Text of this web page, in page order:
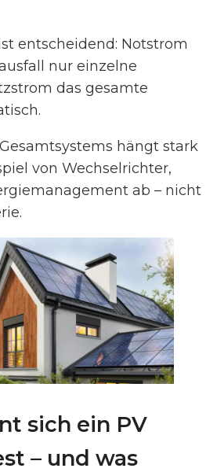
entscheidend: Notstrom
nur einzelne
das gesamte
hängt stark
von Wechselrichter,
ab – nicht
sich ein PV
– und was